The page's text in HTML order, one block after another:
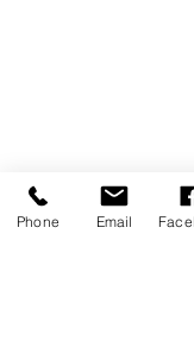
Phone Email